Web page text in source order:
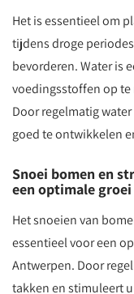
Het is essentieel om
tijdens droge
bevorderen. Water is
voedingsstoffen op
Door regelmatig
goed te ontwikkelen
Snoei bomen en
een optimale
Het snoeien van
essentieel voor een
Antwerpen. Door
takken en stimuleert